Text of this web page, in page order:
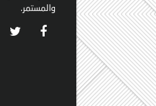
والمستمر.